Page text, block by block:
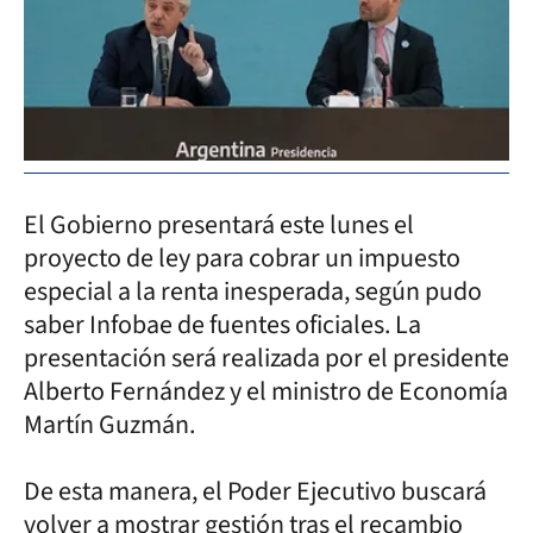
El Gobierno presentará este lunes el
proyecto de ley para cobrar un impuesto
especial a la renta inesperada, según pudo
saber Infobae de fuentes oficiales. La
presentación será realizada por el presidente
Alberto Fernández y el ministro de Economía
Martín Guzmán.
De esta manera, el Poder Ejecutivo buscará
volver a mostrar gestión tras el recambio